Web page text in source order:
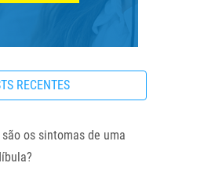
RECENTES
os sintomas de uma